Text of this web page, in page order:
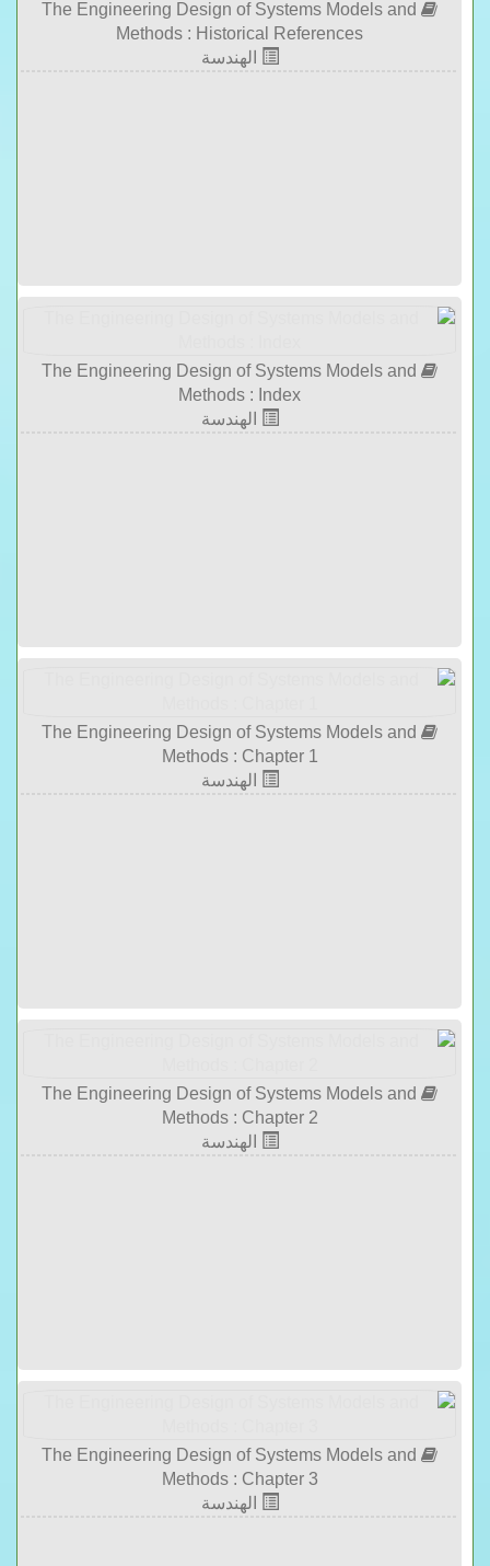
The Engineering Design of Systems Models and
Methods : Historical References
الهندسة
The Engineering Design of Systems Models and
Methods : Index
الهندسة
The Engineering Design of Systems Models and
Methods : Chapter 1
الهندسة
The Engineering Design of Systems Models and
Methods : Chapter 2
الهندسة
The Engineering Design of Systems Models and
Methods : Chapter 3
الهندسة